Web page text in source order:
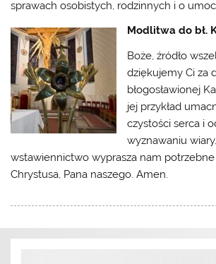
sprawach osobistych, rodzinnych i o
Modlitwa do bł.
Boże, źródło
dziękujemy Ci za
błogosławionej
jej przykład
czystości serca i
wyznawaniu
wstawiennictwo wyprasza nam potrzebne
Chrystusa, Pana naszego. Amen.